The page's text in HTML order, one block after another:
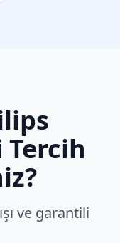
ve garantili